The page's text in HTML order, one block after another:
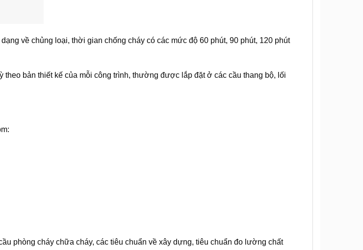
về chủng loại, thời gian chống cháy có các mức độ 60 phút, 90 phút, 120 phút
theo bản thiết kế của mỗi công trình, thường được lắp đặt ở các cầu thang bộ, lối
phòng cháy chữa cháy, các tiêu chuẩn về xây dựng, tiêu chuẩn đo lường chất